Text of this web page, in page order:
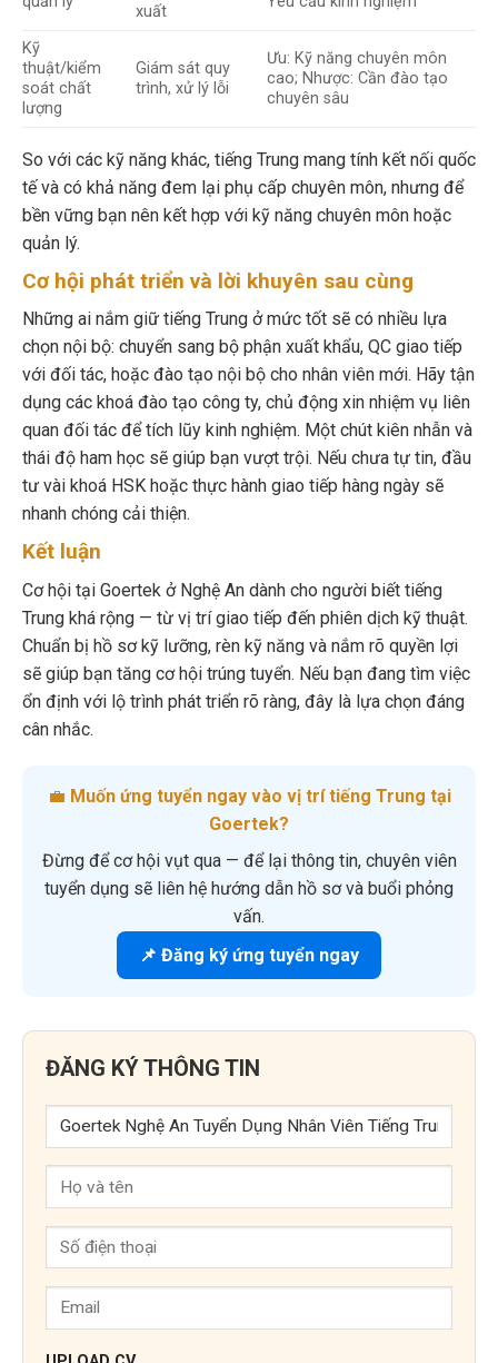
xuất
Kỹ
thuật/kiểm
soát chất
lượng
Giám sát quy
trình, xử lý lỗi
Ưu: Kỹ năng chuyên môn
cao; Nhược: Cần đào tạo
chuyên sâu
So với các kỹ năng khác, tiếng Trung mang tính kết nối quốc
tế và có khả năng đem lại phụ cấp chuyên môn, nhưng để
bền vững bạn nên kết hợp với kỹ năng chuyên môn hoặc
quản lý.
Cơ hội phát triển và lời khuyên sau cùng
Những ai nắm giữ tiếng Trung ở mức tốt sẽ có nhiều lựa
chọn nội bộ: chuyển sang bộ phận xuất khẩu, QC giao tiếp
với đối tác, hoặc đào tạo nội bộ cho nhân viên mới. Hãy tận
dụng các khoá đào tạo công ty, chủ động xin nhiệm vụ liên
quan đối tác để tích lũy kinh nghiệm. Một chút kiên nhẫn và
thái độ ham học sẽ giúp bạn vượt trội. Nếu chưa tự tin, đầu
tư vài khoá HSK hoặc thực hành giao tiếp hàng ngày sẽ
nhanh chóng cải thiện.
Kết luận
Cơ hội tại Goertek ở Nghệ An dành cho người biết tiếng
Trung khá rộng — từ vị trí giao tiếp đến phiên dịch kỹ thuật.
Chuẩn bị hồ sơ kỹ lưỡng, rèn kỹ năng và nắm rõ quyền lợi
sẽ giúp bạn tăng cơ hội trúng tuyển. Nếu bạn đang tìm việc
ổn định với lộ trình phát triển rõ ràng, đây là lựa chọn đáng
cân nhắc.
💼 Muốn ứng tuyển ngay vào vị trí tiếng Trung tại
Goertek?
Đừng để cơ hội vụt qua — để lại thông tin, chuyên viên
tuyển dụng sẽ liên hệ hướng dẫn hồ sơ và buổi phỏng
vấn.
📌 Đăng ký ứng tuyển ngay
ĐĂNG KÝ THÔNG TIN